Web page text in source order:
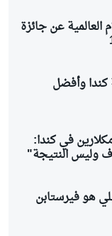
العالمية عن جائزة
وأفضل
في كندا:
وليس النتيجة"
هو فيرستابن